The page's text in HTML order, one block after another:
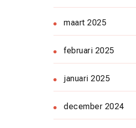
maart 2025
februari 2025
januari 2025
december 2024